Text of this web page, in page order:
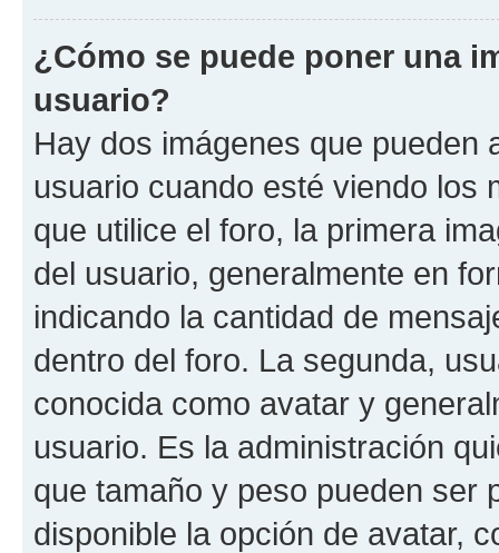
¿Cómo se puede poner una
usuario?
Hay dos imágenes que pueden
usuario cuando esté viendo los
que utilice el foro, la primera
del usuario, generalmente en
indicando la cantidad de
dentro del foro. La segunda,
conocida como avatar y
usuario. Es la administración
que tamaño y peso pueden ser
disponible la opción de avatar,